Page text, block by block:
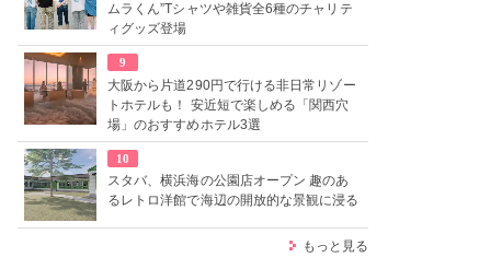
ムラくん”Tシャツや雑貨全6種のチャリテ
ィグッズ登場
9
大阪から片道290円で行ける非日常リゾー
トホテルも！ 安近短で楽しめる「関西穴
場」のおすすめホテル3選
10
スタバ、横浜海の公園店オープン 趣のあ
るレトロ洋館で海辺の開放的な景観に浸る
もっと見る